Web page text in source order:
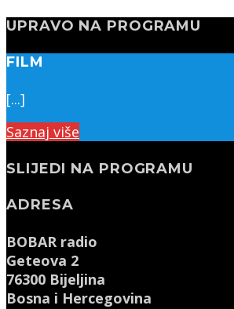
UPRAVO NA PROGRAMU
FILM
[...]
Saznaj više
SLIJEDI NA PROGRAMU
ADRESA
BOBAR radio
Geteova 2
76300 Bijeljina
Bosna i Hercegovina